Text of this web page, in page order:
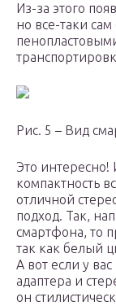
Из-за этого
но все-таки
Рис. 5 – Вид
Это интересно!
компактность
отличной
подход. Так,
смартфона, то
так как белый
А вот если у
адаптера и
он